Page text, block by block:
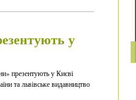
у
презентують у Києві
та львівське видавництво